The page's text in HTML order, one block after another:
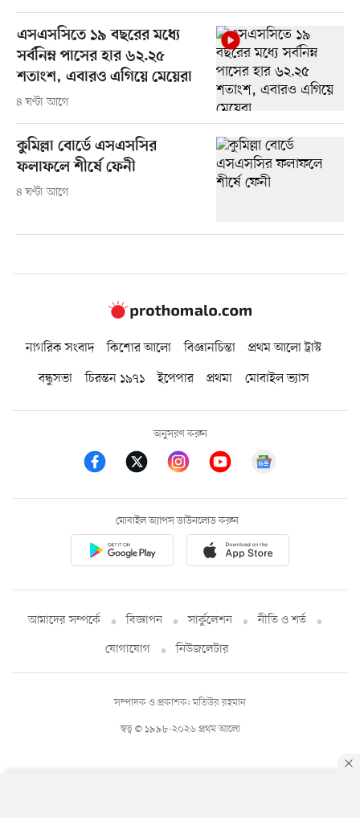
এসএসসিতে ১৯ বছরের মধ্যে
সর্বনিম্ন পাসের হার ৬২.২৫
শতাংশ, এবারও এগিয়ে মেয়েরা
৪ ঘণ্টা আগে
কুমিল্লা বোর্ডে এসএসসির
ফলাফলে শীর্ষে ফেনী
৪ ঘণ্টা আগে
নাগরিক সংবাদ কিশোর আলো বিজ্ঞানচিন্তা
প্রথম আলো ট্রাস্ট
বন্ধুসভা
চিরন্তন ১৯৭১ ইপেপার প্রথমা মোবাইল ভ্যাস
অনুসরণ করুন
মোবাইল অ্যাপস ডাউনলোড করুন
আমাদের সম্পর্কে বিজ্ঞাপন সার্কুলেশন
নীতি ও শর্ত
যোগাযোগ
নিউজলেটার
স্বত্ব © ১৯৯৮-২০২৬ প্রথম আলো
সম্পাদক ও প্রকাশক: মতিউর রহমান